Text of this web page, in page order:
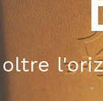
oltre